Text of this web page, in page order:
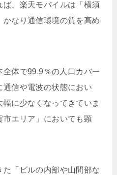
ば、楽天モバイルは「横須
なり通信環境の質を高め
体で99.9％の人口カバー
信や電波の状態におい
に少なくなってきていま
エリア」においても顕
「ビルの内部や山間部な